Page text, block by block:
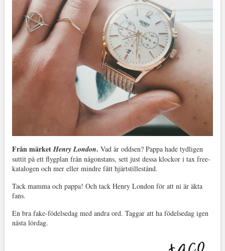
Från märketHenry London. Vad är oddsen? Pappa hade tydligen
suttit på ett flygplan från någonstans, sett just dessa klockor i tax free-
katalogen och mer eller mindre fått hjärtstillestånd.
Tack mamma och pappa! Och tack Henry London för att ni är äkta
fans.
En bra fake-födelsedag med andra ord. Taggar att ha födelsedag igen
nästa lördag.